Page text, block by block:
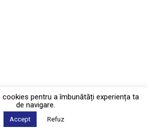
pentru a îmbunătăți experiența ta
de navigare.
Accept Refuz